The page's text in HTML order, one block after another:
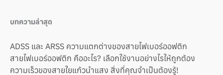
บทความล่าสุด
ADSS และ ARSS ความแตกต่างของสายไฟเบอร์ออฟติก
สายไฟเบอร์ออฟติก คืออะไร? เลือกใช้งานอย่างไรให้ถูกต้อง
ความเร็วของสายใยแก้วนำแสง สิ่งที่คุณจำเป็นต้องรู้!